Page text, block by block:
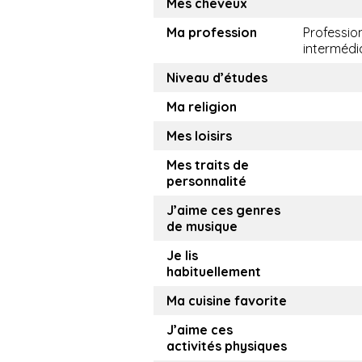
Mes cheveux
Ma profession
Niveau d’études
Ma religion
Mes loisirs
Mes traits de
personnalité
J’aime ces genres
de musique
Je lis
habituellement
Ma cuisine favorite
J’aime ces
activités physiques